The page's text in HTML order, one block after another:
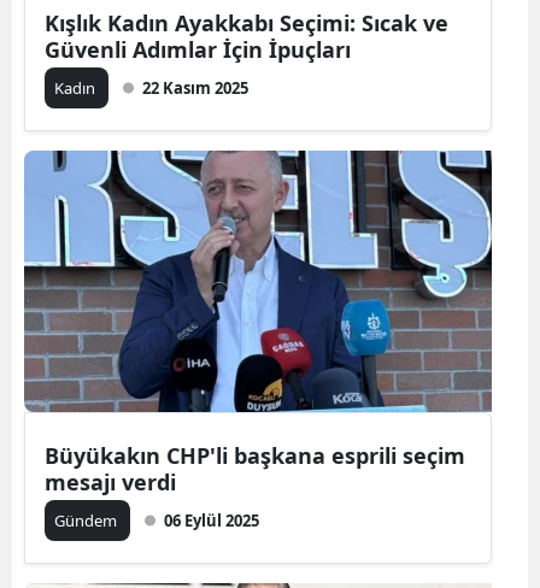
Kışlık Kadın Ayakkabı Seçimi: Sıcak ve
Güvenli Adımlar İçin İpuçları
Kadın 22 Kasım 2025
Büyükakın CHP'li başkana esprili seçim
mesajı verdi
Gündem 06 Eylül 2025